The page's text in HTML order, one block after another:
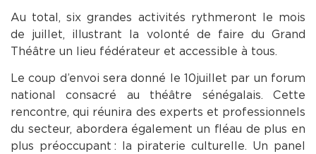
Au total, six grandes activités rythmeront le mois
de juillet, illustrant la volonté de faire du Grand
Théâtre un lieu fédérateur et accessible à tous.
Le coup d’envoi sera donné le 10 juillet par un forum
national consacré au théâtre sénégalais. Cette
rencontre, qui réunira des experts et professionnels
du secteur, abordera également un fléau de plus en
plus préoccupant : la piraterie culturelle. Un panel